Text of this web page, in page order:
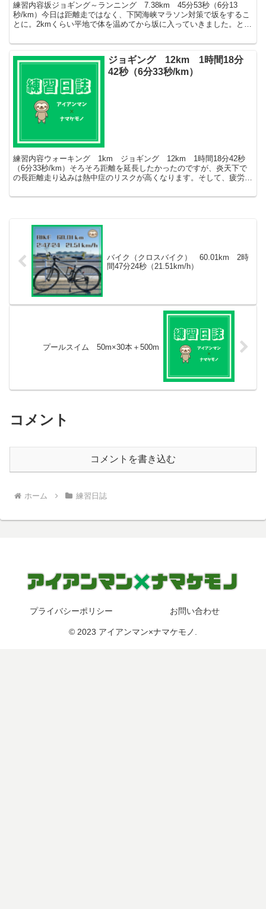
練習内容坂ジョギング～ランニング 7.38km 45分53秒（6分13
秒/km）今日は距離走ではなく、下関海峡マラソン対策で坂をするこ
とに。2kmくらい平地で体を温めてから坂に入っていきました。とこ
ジョギング 12km 1時間18分
42秒（6分33秒/km）
練習内容ウォーキング 1km ジョギング 12km 1時間18分42秒
（6分33秒/km）そろそろ距離を延長したかったのですが、炎天下で
の長距離走り込みは熱中症のリスクが高くなります。そして、疲労感
バイク（クロスバイク） 60.01km 2時
間47分24秒（21.51km/h）
プールスイム 50m×30本＋500m
コメント
コメントを書き込む
ホーム 練習日誌
プライバシーポリシー お問い合わせ
© 2023 アイアンマン×ナマケモノ.